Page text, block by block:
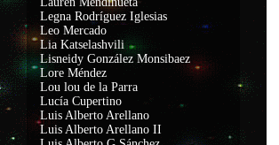
Legna Rodríguez Iglesias
Leo Mercado
Lia Katselashvili
Lisneidy González Monsibaez
Lore Méndez
Lou lou de la Parra
Lucía Cupertino
Luis Alberto Arellano
Luis Alberto Arellano II